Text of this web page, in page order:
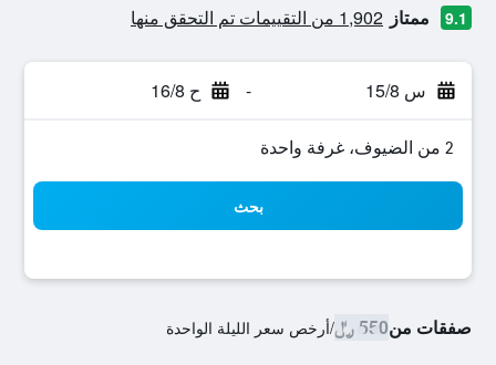
9.1 ممتاز 1,902 من التقييمات تم التحقق منها
س 15/8 - ح 16/8
2 من الضيوف، غرفة واحدة
بحث
صفقات من550 ﷼ /أرخص سعر الليلة الواحدة